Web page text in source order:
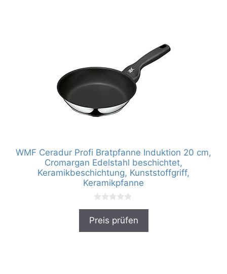
WMF Ceradur Profi Bratpfanne Induktion 20 cm,
Cromargan Edelstahl beschichtet,
Keramikbeschichtung, Kunststoffgriff,
Keramikpfanne
o
Preis prüfen